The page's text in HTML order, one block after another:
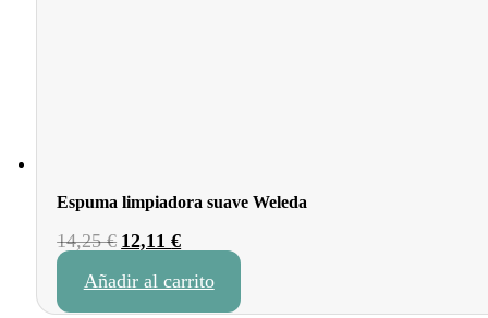
Espuma limpiadora suave Weleda
14,25€ El
original
12,11€El
actual
Añadir al carrito